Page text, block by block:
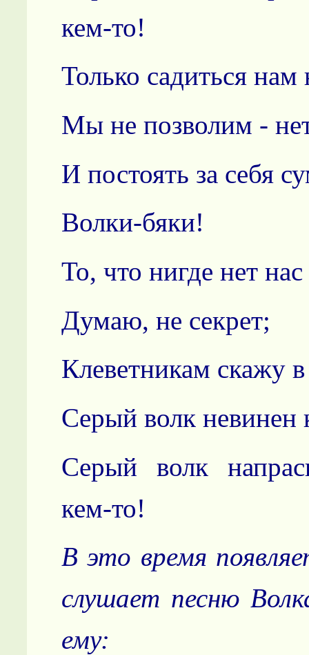
кем-то!
Только садиться
Мы не позволим -
И постоять за себя
Волки-бяки!
То, что нигде нет
Думаю, не секрет;
Клеветникам скажу в
Серый волк невинен
Серый волк
кем-то!
В это время
слушает песню
ему: